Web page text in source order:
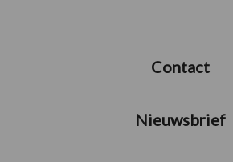
Contact
Nieuwsbrief